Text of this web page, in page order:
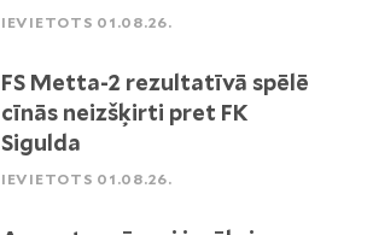
IEVIETOTS 01.08.26.
FS Metta-2 rezultatīvā spēlē
cīnās neizšķirti pret FK
Sigulda
IEVIETOTS 01.08.26.